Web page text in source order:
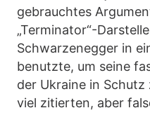
gebrauchtes
„Terminator“-
Schwarzenegger in
benutzte, um seine
der Ukraine in
viel zitierten, aber